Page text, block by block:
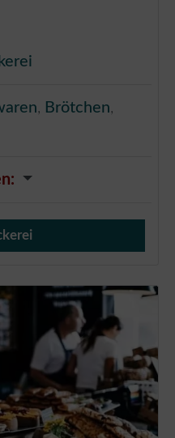
, Brötchen,
: